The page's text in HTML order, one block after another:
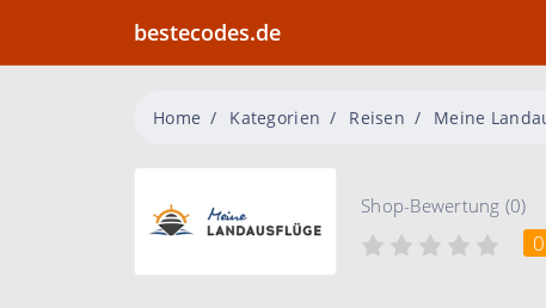
bestecodes.de
Home Kategorien Reisen Meine
Shop-Bewertung (0)
0